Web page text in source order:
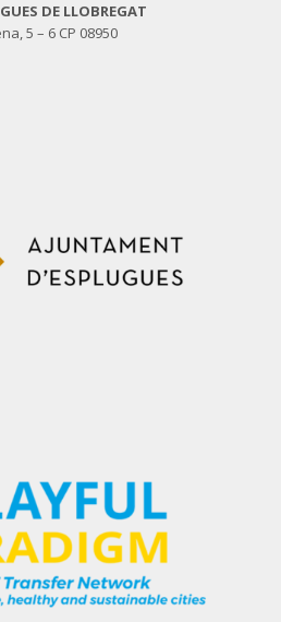
DE LLOBREGAT
5 – 6 CP 08950